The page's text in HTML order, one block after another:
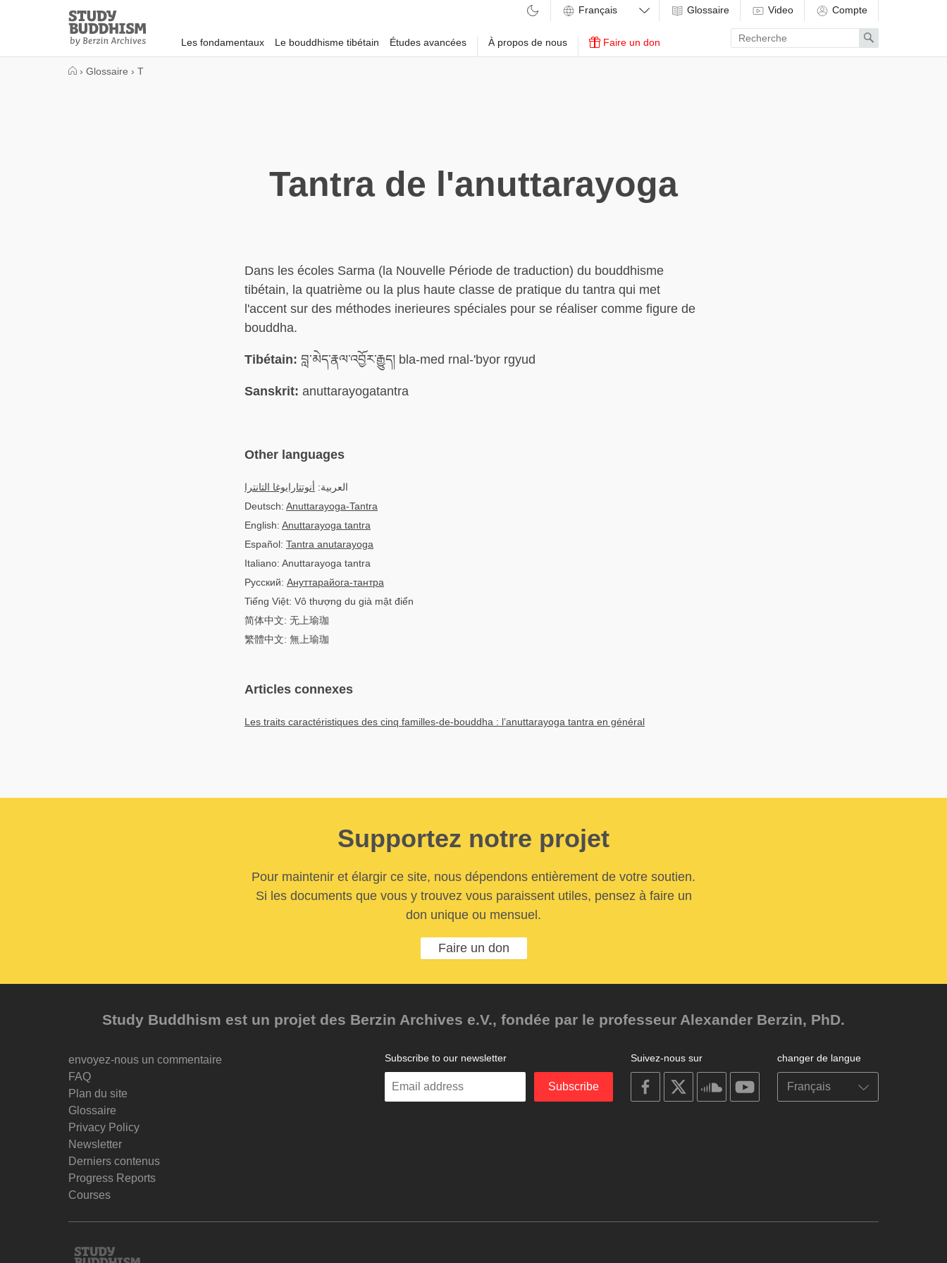
Study
Buddhism
Home
Les fondamentaux Le bouddhisme tibétain Études avancées À propos de nous Faire un don
Glossaire Video Compte
Enter
search
term
Search
› Glossaire › T
Tantra de l'anuttarayoga
Dans les écoles Sarma (la Nouvelle Période de traduction) du bouddhisme
tibétain, la quatrième ou la plus haute classe de pratique du tantra qui met
l'accent sur des méthodes inerieures spéciales pour se réaliser comme figure de
bouddha.
Tibétain: བླ་མེད་རྣལ་འབྱོར་རྒྱུད། bla-med rnal-'byor rgyud
Sanskrit: anuttarayogatantra
Other languages
العربية: أنوتتارايوغا التانترا
Deutsch: Anuttarayoga-Tantra
English: Anuttarayoga tantra
Español: Tantra anutarayoga
Italiano: Anuttarayoga tantra
Русский: Ануттарайога-тантра
Tiếng Việt: Vô thượng du già mật điển
简体中文: 无上瑜珈
繁體中文: 無上瑜珈
Articles connexes
Les traits caractéristiques des cinq familles-de-bouddha : l’anuttarayoga tantra en général
Supportez notre projet
Pour maintenir et élargir ce site, nous dépendons entièrement de votre soutien.
Si les documents que vous y trouvez vous paraissent utiles, pensez à faire un
don unique ou mensuel.
Faire un don
Study Buddhism est un projet des Berzin Archives e.V., fondée par le professeur Alexander Berzin, PhD.
envoyez-nous un commentaire
FAQ
Plan du site
Glossaire
Privacy Policy
Newsletter
Derniers contenus
Progress Reports
Courses
changer de langue
Suivez-nous sur
on
facebook
on
on
soundcloudyoutube
Subscribe to our newsletter
Enter
Subscribe
Study